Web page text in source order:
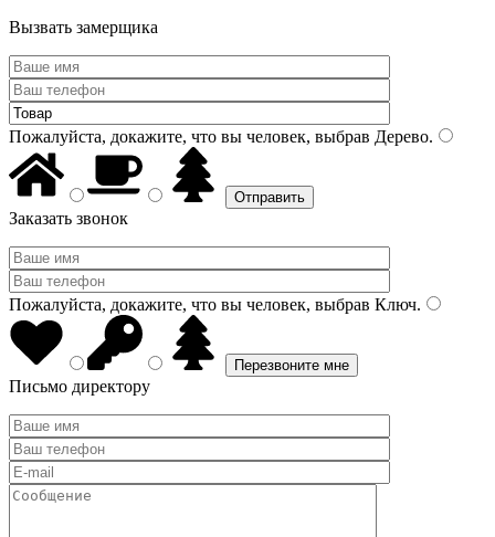
Вызвать замерщика
Пожалуйста, докажите, что вы человек, выбрав Дерево.
Заказать звонок
Пожалуйста, докажите, что вы человек, выбрав Ключ.
Письмо директору